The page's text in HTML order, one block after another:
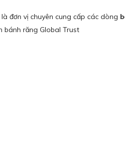
đơn vị chuyên cung cấp các dòng
bánh răng Global Trust